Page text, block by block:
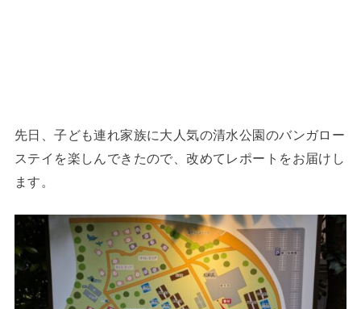
先日、子ども連れ家族に大人気の清水公園のバンガロー
ステイを楽しんできたので、改めてレポートをお届けし
ます。